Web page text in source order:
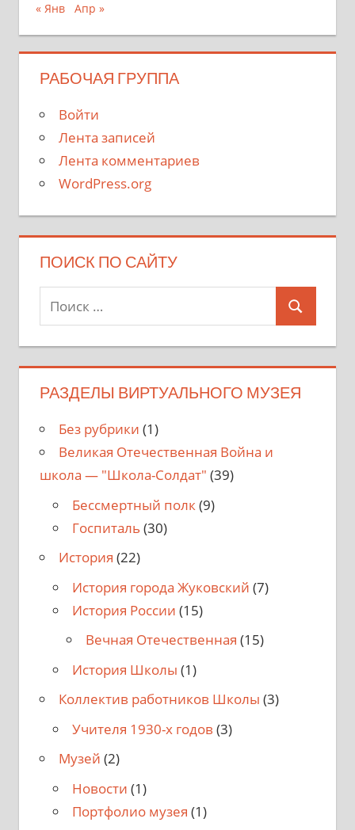
« Янв
Апр »
РАБОЧАЯ ГРУППА
Войти
Лента записей
Лента комментариев
WordPress.org
ПОИСК ПО САЙТУ
Поиск
для:
Поиск
РАЗДЕЛЫ ВИРТУАЛЬНОГО МУЗЕЯ
Без рубрики (1)
Великая Отечественная Война и
школа — "Школа-Солдат" (39)
Бессмертный полк(9)
Госпиталь (30)
История (22)
История города Жуковский (7)
История России (15)
Вечная Отечественная (15)
История Школы (1)
Коллектив работников Школы (3)
Учителя 1930-х годов (3)
Музей (2)
Новости (1)
Портфолио музея (1)